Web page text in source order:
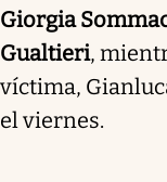
Giorgia
Gualtieri,
víctima,
el viernes.